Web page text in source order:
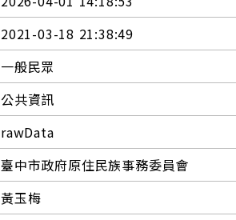
2021-03-18 21:38:49
一般民眾
公共資訊
rawData
臺中市政府原住民族事務委員會
黃玉梅